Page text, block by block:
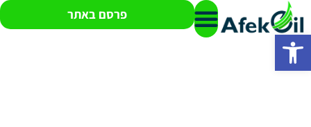
פתח סרגל נגישות
פרסם באתר